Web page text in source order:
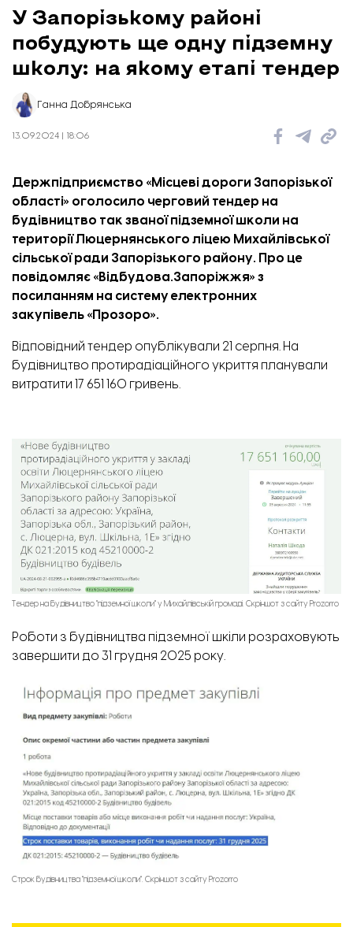
У Запорізькому районі
побудують ще одну підземну
школу: на якому етапі тендер
Ганна Добрянська
13.09.2024 | 18:06
Держпідприємство «Місцеві дороги Запорізької
області» оголосило черговий тендер на
будівництво так званої підземної школи на
території Люцернянського ліцею Михайлівської
сільської ради Запорізького району. Про це
повідомляє «Відбудова.Запоріжжя» з
посиланням на систему електронних
закупівель «Прозоро».
Відповідний тендер опублікували 21 серпня. На
будівництво протирадіаційного укриття планували
витратити 17 651 160 гривень.
Тендер на будівництво "підземної школи" у Михайлівській громаді. Скріншот з сайту Prozorro
Роботи з будівництва підземної шкіли розраховують
завершити до 31 грудня 2025 року.
Строк будівництва "підземної школи". Скріншот з сайту Prozorro